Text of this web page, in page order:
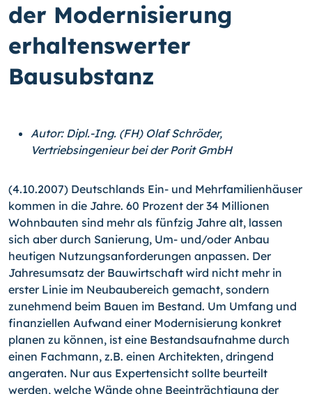
der Modernisierung
erhaltenswerter
Bausubstanz
Autor: Dipl.-Ing. (FH) Olaf Schröder,
Vertriebsingenieur bei der Porit GmbH
(4.10.2007) Deutschlands Ein- und Mehrfamilienhäuser
kommen in die Jahre. 60 Prozent der 34 Millionen
Wohnbauten sind mehr als fünfzig Jahre alt, lassen
sich aber durch Sanierung, Um- und/oder Anbau
heutigen Nutzungsanforderungen anpassen. Der
Jahresumsatz der Bauwirtschaft wird nicht mehr in
erster Linie im Neubaubereich gemacht, sondern
zunehmend beim Bauen im Bestand. Um Umfang und
finanziellen Aufwand einer Modernisierung konkret
planen zu können, ist eine Bestandsaufnahme durch
einen Fachmann, z.B. einen Architekten, dringend
angeraten. Nur aus Expertensicht sollte beurteilt
werden, welche Wände ohne Beeinträchtigung der